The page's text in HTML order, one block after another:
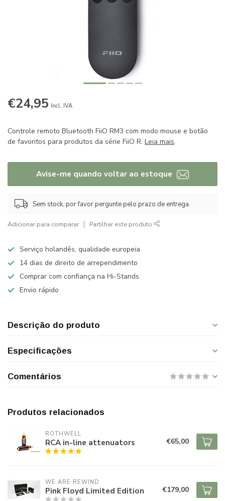
€24,95 Incl. IVA
Controle remoto Bluetooth FiiO RM3 com modo mouse e botão
de favoritos para produtos da série FiiO R. Leia mais.
Avise-me quando voltar ao estoque
Sem stock, por favor pergunte pelo prazo de entrega.
Adicionar para comparar Partilhar este produto
Serviço holandês, qualidade europeia
14 dias de direito de arrependimento
Comprar com confiança na Hi-Stands
Envio rápido
Descrição do produto
Especificações
Comentários
Produtos relacionados
ROTHWELL
RCA in-line attenuators €65,00
WE ARE REWIND
Pink Floyd Limited Edition €179,00